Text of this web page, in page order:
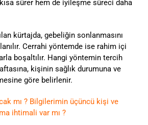
sürer hem de iyileşme süreci daha
kürtajda, gebeliğin sonlanmasını
Cerrahi yöntemde ise rahim içi
boşaltılır. Hangi yöntemin tercih
kişinin sağlık durumuna ve
göre belirlenir.
mı ? Bilgilerimin üçüncü kişi ve
ihtimali var mı ?